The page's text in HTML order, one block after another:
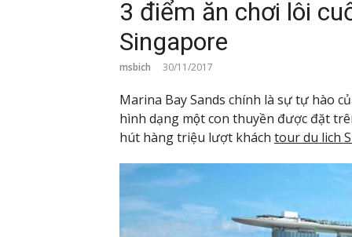
3 điểm ăn chơi lôi
Singapore
msbich 30/11/2017
Marina Bay Sands chính là sự tự hào
hình dạng một con thuyền được đặt
hút hàng triệu lượt khách tour du lich